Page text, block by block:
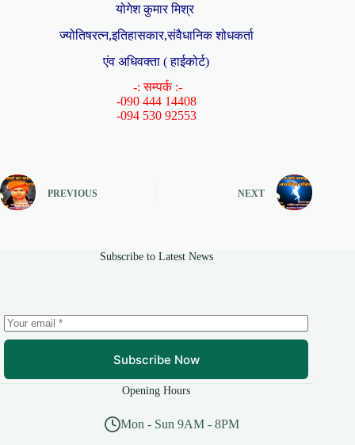
योगेश कुमार मिश्र
ज्योतिषरत्न,इतिहासकार,संवैधानिक शोधकर्ता
एंव अधिवक्ता ( हाईकोर्ट)
-: सम्पर्क :-
-090 444 14408
-094 530 92553
PREVIOUS NEXT
Subscribe to Latest News
Subscribe Now
Opening Hours
Mon - Sun 9AM - 8PM